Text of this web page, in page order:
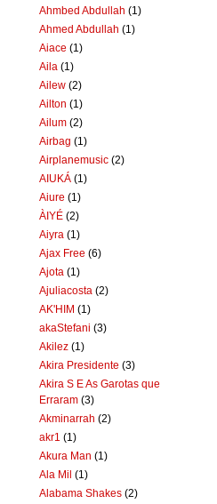
Ahmbed Abdullah (1)
Ahmed Abdullah (1)
Aiace (1)
Aila (1)
Ailew (2)
Ailton (1)
Ailum (2)
Airbag (1)
Airplanemusic (2)
AIUKÁ (1)
Aiure (1)
ÀIYÉ (2)
Aiyra (1)
Ajax Free (6)
Ajota (1)
Ajuliacosta (2)
AK'HIM (1)
akaStefani (3)
Akilez (1)
Akira Presidente (3)
Akira S E As Garotas que
Erraram (3)
Akminarrah (2)
akr1 (1)
Akura Man (1)
Ala Mil (1)
Alabama Shakes (2)